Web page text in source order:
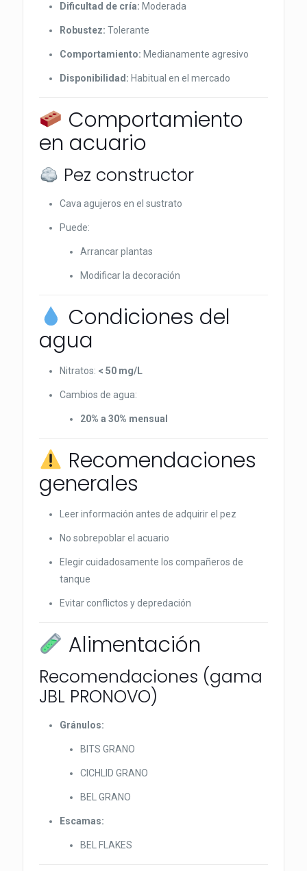
Dificultad de cría: Moderada
Robustez: Tolerante
Comportamiento: Medianamente agresivo
Disponibilidad: Habitual en el mercado
Comportamiento
en acuario
Pez constructor
Cava agujeros en el sustrato
Puede:
Arrancar plantas
Modificar la decoración
Condiciones del
agua
Nitratos: < 50 mg/L
Cambios de agua:
20% a 30% mensual
Recomendaciones
generales
Leer información antes de adquirir el pez
No sobrepoblar el acuario
Elegir cuidadosamente los compañeros de
tanque
Evitar conflictos y depredación
Alimentación
Recomendaciones (gama
JBL PRONOVO)
Gránulos:
BITS GRANO
CICHLID GRANO
BEL GRANO
Escamas:
BEL FLAKES